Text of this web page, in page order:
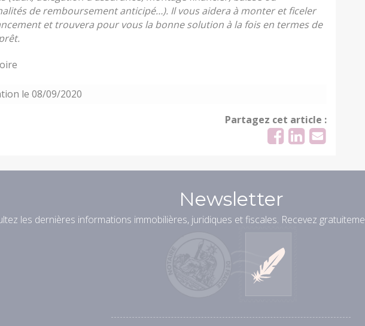
de remboursement anticipé…). Il vous aidera à monter et ficeler
et trouvera pour vous la bonne solution à la fois en termes de
le 08/09/2020
Partagez cet article :
Newsletter
les dernières informations immobilières, juridiques et fiscales. Recevez